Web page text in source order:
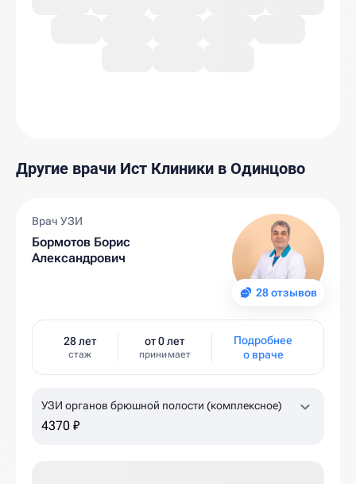
Другие врачи Ист Клиники в Одинцово
28 отзывов
Врач УЗИ
Бормотов Борис
Александрович
28 лет
стаж
от 0 лет
принимает
Подробнее
о враче
УЗИ органов брюшной полости (комплексное)
4370 ₽